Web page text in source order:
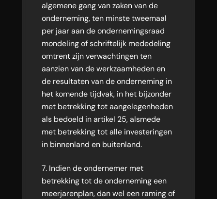
algemene gang van zaken van de
onderneming, ten minste tweemaal
per jaar aan de ondernemingsraad
mondeling of schriftelijk mededeling
omtrent zijn verwachtingen ten
aanzien van de werkzaamheden en
de resultaten van de onderneming in
het komende tijdvak, in het bijzonder
met betrekking tot aangelegenheden
als bedoeld in artikel 25, alsmede
met betrekking tot alle investeringen
in binnenland en buitenland.
Indien de ondernemer met
betrekking tot de onderneming een
meerjarenplan, dan wel een raming of